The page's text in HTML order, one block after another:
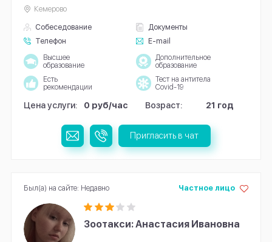
Собеседование
Документы
Телефон
E-mail
Кемерово
Высшее
образование
Дополнительное
образование
Есть
рекомендации
Тест на антитела
Covid-19
Цена услуги: 0 руб/час Возраст: 21 год
Пригласить в чат
Зоотакси: Анастасия Ивановна
Частное лицо
Был(а) на сайте: Недавно